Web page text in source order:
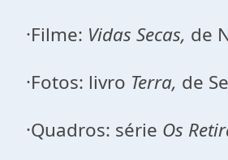
·Filme: Vidas Secas, de
·Fotos: livro Terra, de
·Quadros: série Os